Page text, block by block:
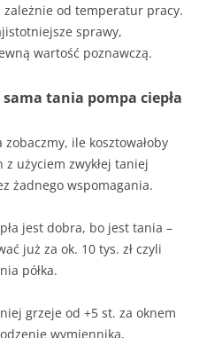
zależnie od temperatur pracy.
sprawy,
wartość poznawczą.
tania pompa ciepła
ile kosztowałoby
użyciem zwykłej taniej
żadnego wspomagania.
jest dobra, bo jest tania –
już za ok. 10 tys. zł czyli
półka.
grzeje od +5 st. za oknem
wymiennika,